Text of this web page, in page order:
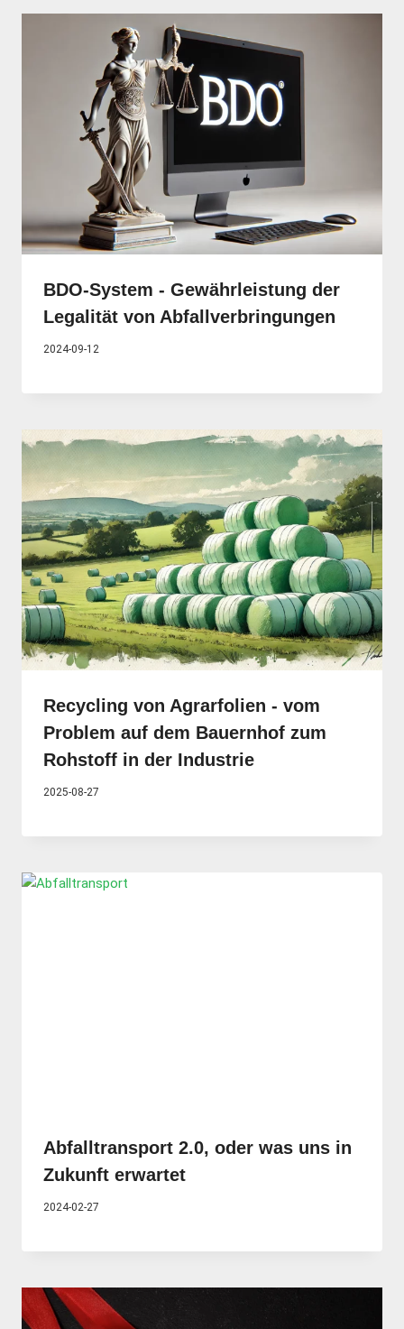
BDO-System - Gewährleistung der
Legalität von Abfallverbringungen
2024-09-12
Recycling von Agrarfolien - vom
Problem auf dem Bauernhof zum
Rohstoff in der Industrie
2025-08-27
Abfalltransport 2.0, oder was uns in
Zukunft erwartet
2024-02-27